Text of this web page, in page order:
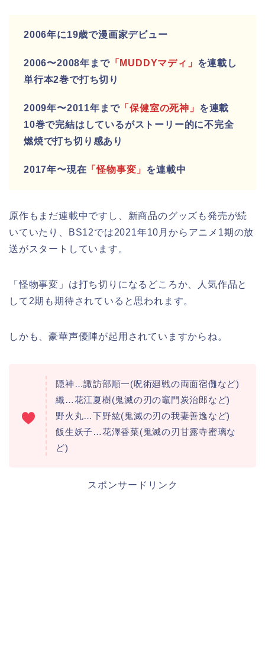
2006年に19歳で漫画家デビュー
2006〜2008年まで「MUDDYマディ」 を連載し
単行本2巻で打ち切り
2009年〜2011年まで「保健室の死神」 を連載
10巻で完結はしているがストーリー的に不完全
燃焼で打ち切り感あり
2017年〜現在 「怪物事変」 を連載中
原作もまだ連載中ですし、新商品のグッズも発売が続
いていたり、BS12では2021年10月からアニメ1期の放
送がスタートしています。
「怪物事変」は打ち切りになるどころか、人気作品と
して2期も期待されていると思われます。
しかも、豪華声優陣が起用されていますからね。
隠神…諏訪部順一(呪術廻戦の両面宿儺など)
織…花江夏樹(鬼滅の刃の竈門炭治郎など)
野火丸…下野紘(鬼滅の刃の我妻善逸など)
飯生妖子…花澤香菜(鬼滅の刃甘露寺蜜璃な
ど)
スポンサードリンク